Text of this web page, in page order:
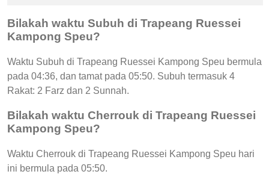
Bilakah waktu Subuh di Trapeang Ruessei
Kampong Speu?
Waktu Subuh di Trapeang Ruessei Kampong Speu bermula
pada 04:36, dan tamat pada 05:50. Subuh termasuk 4
Rakat: 2 Farz dan 2 Sunnah.
Bilakah waktu Cherrouk di Trapeang Ruessei
Kampong Speu?
Waktu Cherrouk di Trapeang Ruessei Kampong Speu hari
ini bermula pada 05:50.